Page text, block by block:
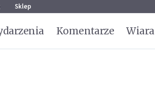
Sklep
Komentarze Wiara